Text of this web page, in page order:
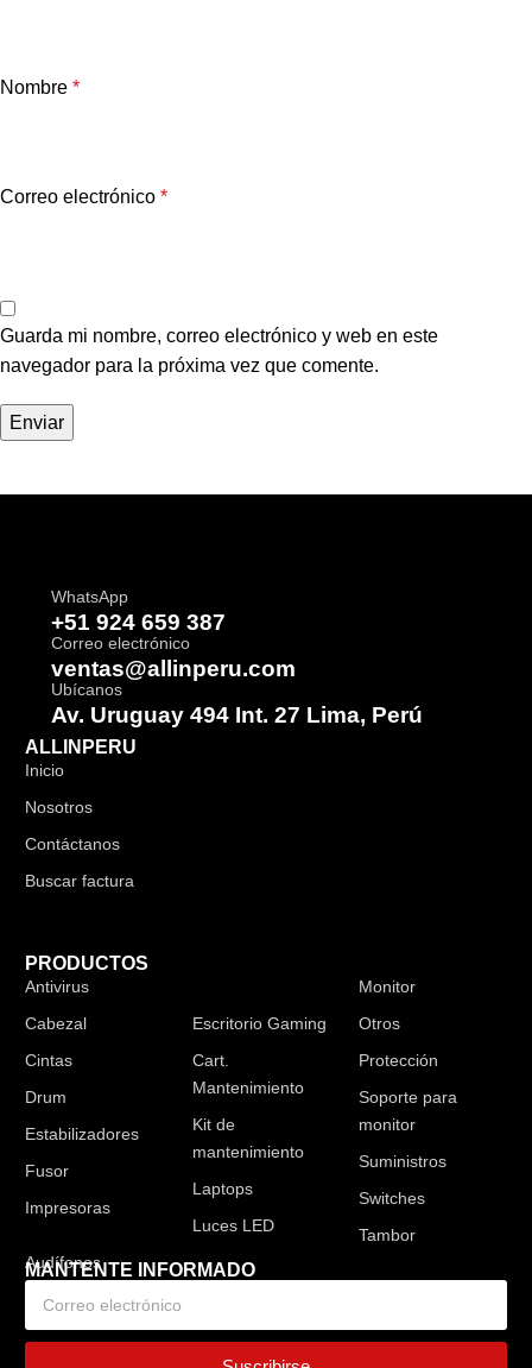
Nombre *
Correo electrónico *
Guarda mi nombre, correo electrónico y web en este
navegador para la próxima vez que comente.
WhatsApp
+51 924 659 387
Correo electrónico
ventas@allinperu.com
Ubícanos
Av. Uruguay 494 Int. 27 Lima, Perú
ALLINPERU
Inicio
Nosotros
Contáctanos
Buscar factura
PRODUCTOS
Antivirus
Cabezal
Cintas
Drum
Estabilizadores
Fusor
Impresoras
Escritorio Gaming
Cart.
Mantenimiento
Kit de
mantenimiento
Laptops
Luces LED
Monitor
Otros
Protección
Soporte para
monitor
Suministros
Switches
Tambor
MANTENTE INFORMADO